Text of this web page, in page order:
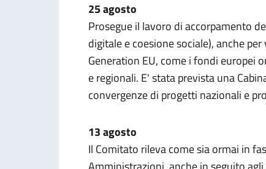
25 agosto
Prosegue il lavoro di accorpamento
digitale e coesione sociale), anche
Generation EU, come i fondi europei
e regionali. E' stata prevista una
convergenze di progetti nazionali e
13 agosto
Il Comitato rileva come sia ormai in